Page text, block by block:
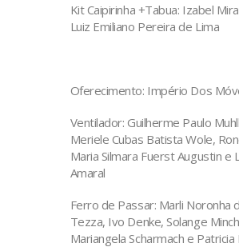
Kit Caipirinha +Tabua: Izabel
Luiz Emiliano Pereira de Lima
Oferecimento: Império Dos
Ventilador: Guilherme Paulo
Meriele Cubas Batista Wole,
Maria Silmara Fuerst Augustin e
Amaral
Ferro de Passar: Marli Noronha
Tezza, Ivo Denke, Solange
Mariangela Scharmach e Patricia